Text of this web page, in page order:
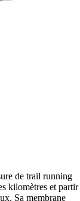
de trail running
kilomètres et partir
Sa membrane